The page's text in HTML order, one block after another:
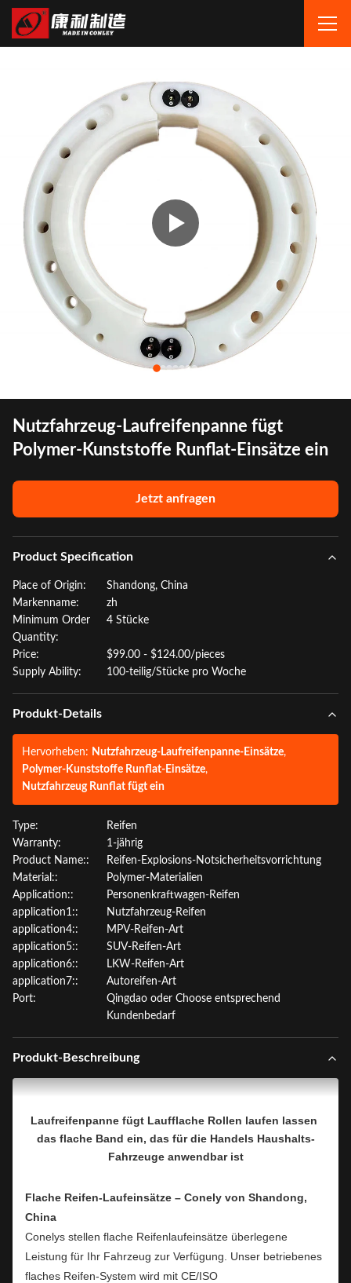
Nutzfahrzeug-Laufreifenpanne fügt
Polymer-Kunststoffe Runflat-Einsätze ein
Jetzt anfragen
Product Specification
Place of Origin:
Shandong, China
Markenname:
zh
Minimum Order
Quantity:
4 Stücke
Price:
$99.00 - $124.00/pieces
Supply Ability:
100-teilig/Stücke pro Woche
Produkt-Details
Hervorheben: Nutzfahrzeug-Laufreifenpanne-Einsätze,
Polymer-Kunststoffe Runflat-Einsätze,
Nutzfahrzeug Runflat fügt ein
Type:
Reifen
Warranty:
1-jährig
Product Name::
Reifen-Explosions-Notsicherheitsvorrichtung
Material::
Polymer-Materialien
Application::
Personenkraftwagen-Reifen
application1::
Nutzfahrzeug-Reifen
application4::
MPV-Reifen-Art
application5::
SUV-Reifen-Art
application6::
LKW-Reifen-Art
application7::
Autoreifen-Art
Port:
Qingdao oder Choose entsprechend
Kundenbedarf
Produkt-Beschreibung
Laufreifenpanne fügt Laufflache Rollen laufen lassen
das flache Band ein, das für die Handels Haushalts-
Fahrzeuge anwendbar ist
Flache Reifen-Laufeinsätze – Conely von Shandong,
China
Conelys stellen flache Reifenlaufeinsätze überlegene
Leistung für Ihr Fahrzeug zur Verfügung. Unser betriebenes
flaches Reifen-System wird mit CE/ISO